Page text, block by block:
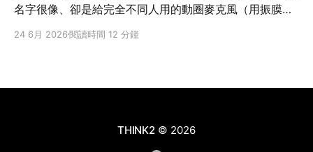
名字很像、卻是給完全不同人用的動圈麥克風（用振膜帶
MV7X、MV7+、MV7i。很多人站在店裡分不出來該買哪
把麥克風交給「你的系統」、MV7+ 自己一支就能搞定、
的雷：MV7X 沒有 USB，不能直接插電腦錄音 —— 這點
24 6月 2026閱讀時間 12 分鐘
THINK2© 2026